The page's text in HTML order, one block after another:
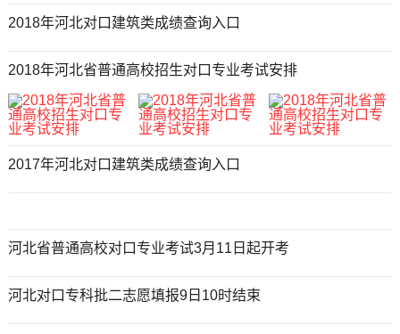
2018年河北对口建筑类成绩查询入口
2018年河北省普通高校招生对口专业考试安排
2017年河北对口建筑类成绩查询入口
河北省普通高校对口专业考试3月11日起开考
河北对口专科批二志愿填报9日10时结束